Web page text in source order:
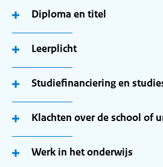
Diploma en titel
Leerplicht
Studiefinanciering en
Klachten over de school of
Werk in het onderwijs